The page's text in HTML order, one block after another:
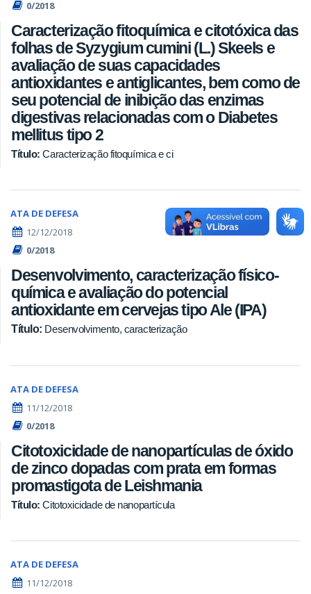
0/2018
Caracterização fitoquímica e citotóxica das
folhas de Syzygium cumini (L.) Skeels e
avaliação de suas capacidades
antioxidantes e antiglicantes, bem como de
seu potencial de inibição das enzimas
digestivas relacionadas com o Diabetes
mellitus tipo 2
Título:Caracterização fitoquímica e ci
ATA DE DEFESA
12/12/2018
0/2018
Desenvolvimento, caracterização físico-
química e avaliação do potencial
antioxidante em cervejas tipo Ale (IPA)
Título: Desenvolvimento, caracterização
ATA DE DEFESA
11/12/2018
0/2018
Citotoxicidade de nanopartículas de óxido
de zinco dopadas com prata em formas
promastigota de Leishmania
Título:Citotoxicidade de nanopartícula
ATA DE DEFESA
11/12/2018